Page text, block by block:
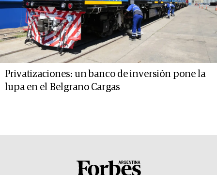
Privatizaciones: un banco de inversión pone la
lupa en el Belgrano Cargas